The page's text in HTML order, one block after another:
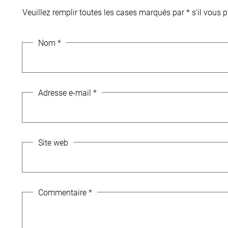
Veuillez remplir toutes les cases marqués par * s'il vous
Nom*
Adresse e-mail*
Site web
Commentaire*